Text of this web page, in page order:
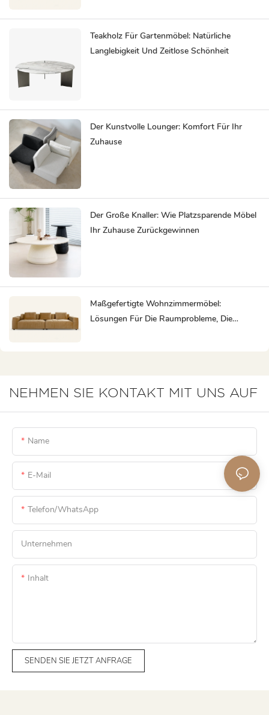
Teakholz Für Gartenmöbel: Natürliche
Langlebigkeit Und Zeitlose Schönheit
Der Kunstvolle Lounger: Komfort Für Ihr
Zuhause
Der Große Knaller: Wie Platzsparende Möbel
Ihr Zuhause Zurückgewinnen
Maßgefertigte Wohnzimmermöbel:
Lösungen Für Die Raumprobleme, Die
NEHMEN SIE KONTAKT MIT UNS AUF
Name
E-Mail
Telefon/WhatsApp
Unternehmen
Inhalt
SENDEN SIE JETZT ANFRAGE